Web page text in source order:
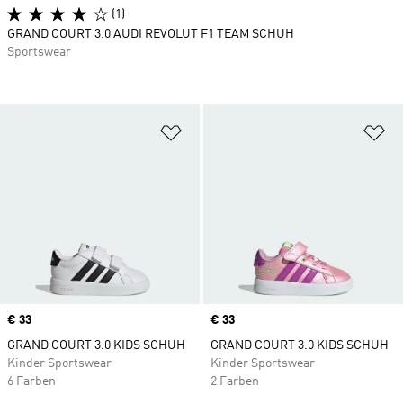
Price
€ 33
GRAND COURT 3.0 KIDS SCHUH
Kinder Sportswear
6 Farben
Price
€ 33
GRAND COURT 3.0 KIDS SCHUH
Kinder Sportswear
2 Farben
(1)
GRAND COURT 3.0 AUDI REVOLUT F1 TEAM SCHUH
Sportswear